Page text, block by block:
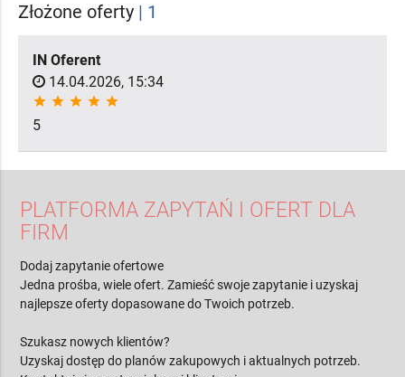
Złożone oferty | 1
IN Oferent
14.04.2026, 15:34
star star star star star
5
PLATFORMA ZAPYTAŃ I OFERT DLA
FIRM
Dodaj zapytanie ofertowe
Jedna prośba, wiele ofert. Zamieść swoje zapytanie i uzyskaj
najlepsze oferty dopasowane do Twoich potrzeb.
Szukasz nowych klientów?
Uzyskaj dostęp do planów zakupowych i aktualnych potrzeb.